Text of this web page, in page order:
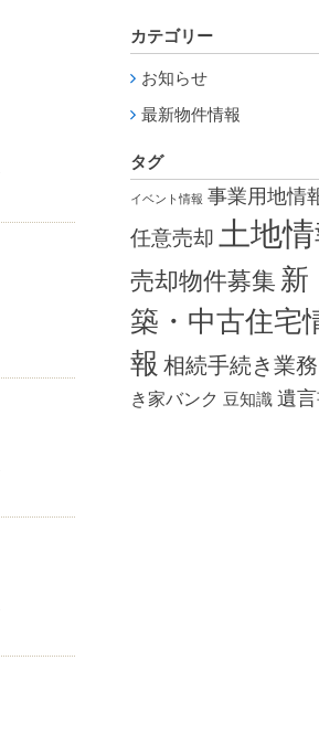
カテゴリー
お知らせ
最新物件情報
タグ
イベント情報 事業用地情
任意売却土地
売却物件募集 新
築・中古住宅
報 相続手続き業務
き家バンク 豆知識 遺